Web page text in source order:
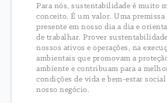
Para nós, sustentabilidade é muito
conceito. É um valor. Uma premissa
presente em nosso dia a dia e
de trabalhar. Prover
nossos ativos e operações, na
ambientais que promovam a
ambiente e contribuam para a
condições de vida e bem-estar social
nosso negócio.